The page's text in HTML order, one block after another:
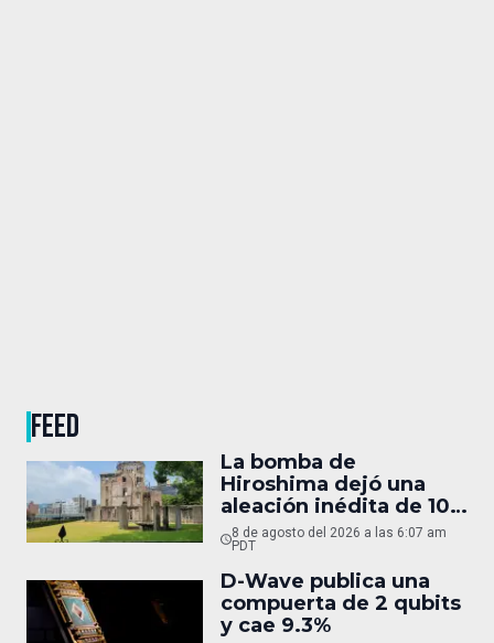
FEED
La bomba de
Hiroshima dejó una
aleación inédita de 10
micras
8 de agosto del 2026 a las 6:07 am
PDT
D-Wave publica una
compuerta de 2 qubits
y cae 9.3%